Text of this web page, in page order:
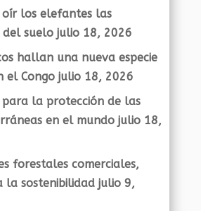
oír los elefantes las
del suelo julio 18, 2026
hallan una nueva especie
el Congo julio 18, 2026
para la protección de las
en el mundo julio 18,
forestales comerciales,
la sostenibilidad julio 9,